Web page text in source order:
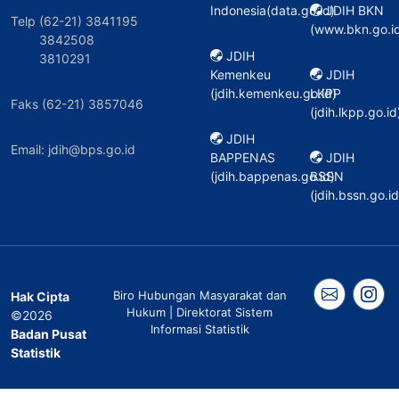
Telp (62-21) 3841195
3842508
3810291
Faks (62-21) 3857046
Email: jdih@bps.go.id
Indonesia(data.go.id)
JDIH
Kemenkeu
(jdih.kemenkeu.go.id)
JDIH
BAPPENAS
(jdih.bappenas.go.id)
JDIH BKN
JDIH
LKPP
JDIH
BSSN
Hak Cipta
©2026
Badan Pusat
Statistik
Biro Hubungan Masyarakat dan
Hukum | Direktorat Sistem
Informasi Statistik